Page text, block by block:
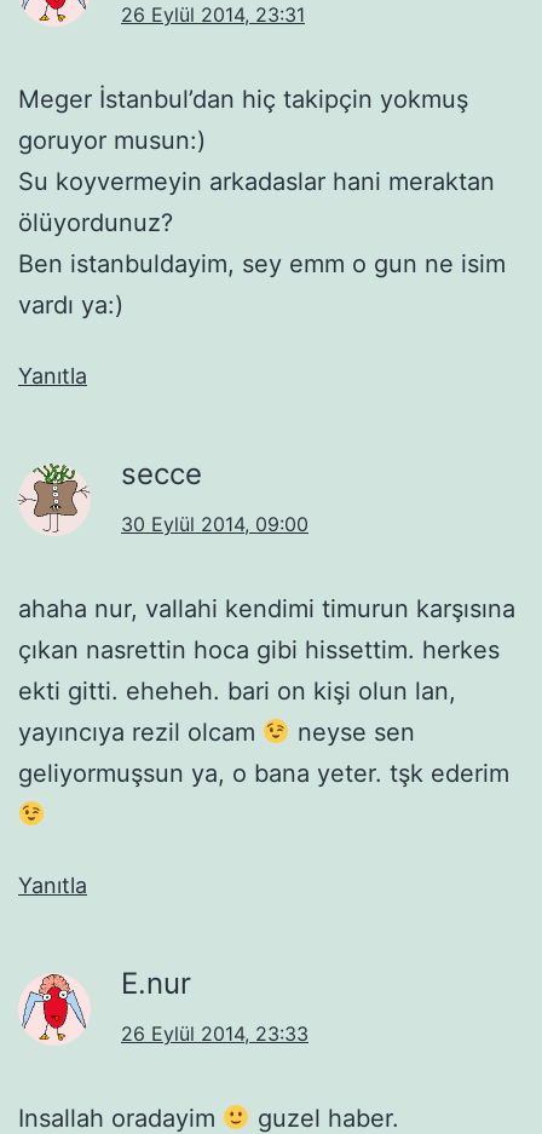
26 Eylül 2014, 23:31
Meger İstanbul’dan hiç takipçin yokmuş
goruyor musun:)
Su koyvermeyin arkadaslar hani meraktan
ölüyordunuz?
Ben istanbuldayim, sey emm o gun ne isim
vardı ya:)
Yanıtla
secce
30 Eylül 2014, 09:00
ahaha nur, vallahi kendimi timurun karşısına
çıkan nasrettin hoca gibi hissettim. herkes
ekti gitti. eheheh. bari on kişi olun lan,
yayıncıya rezil olcam
neyse sen
geliyormuşsun ya, o bana yeter. tşk ederim
Yanıtla
E.nur
26 Eylül 2014, 23:33
Insallah oradayim guzel haber.